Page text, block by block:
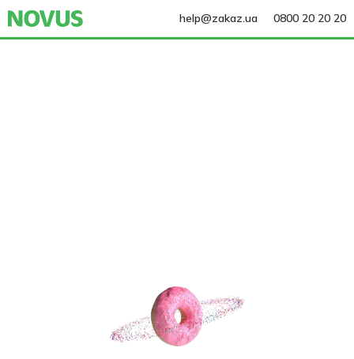
help@zakaz.ua 0800 20 20 20